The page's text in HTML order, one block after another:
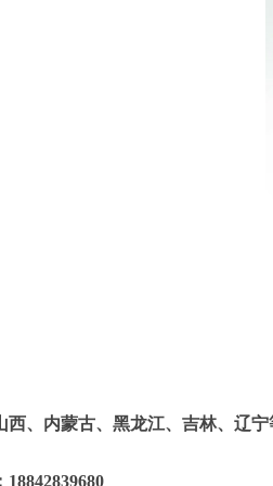
西、内蒙古、黑龙江、吉林、辽宁